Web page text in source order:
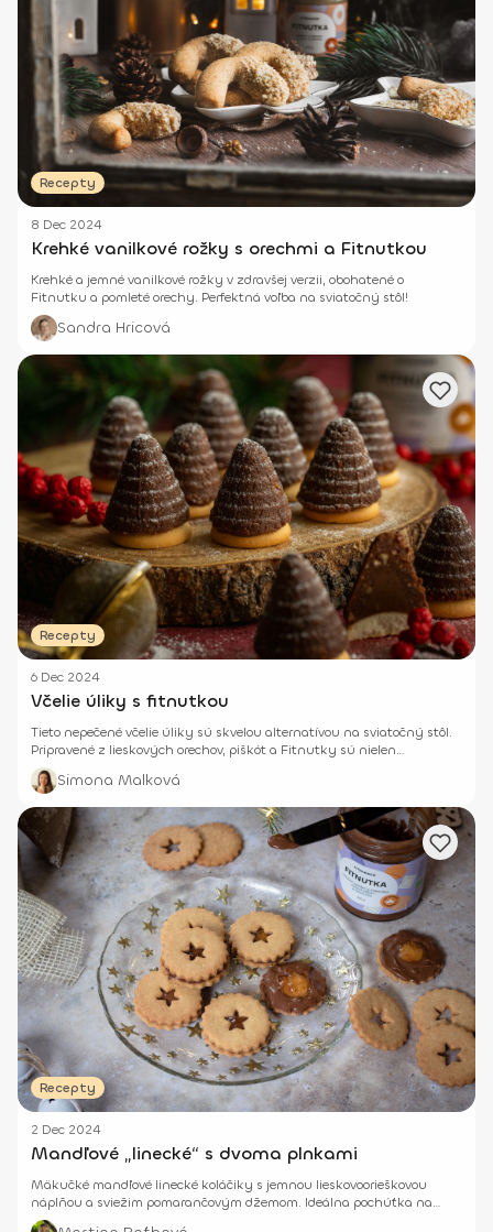
Recepty
8 Dec 2024
Krehké vanilkové rožky s orechmi a Fitnutkou
Krehké a jemné vanilkové rožky v zdravšej verzii, obohatené o
Fitnutku a pomleté orechy. Perfektná voľba na sviatočný stôl!
Sandra Hricová
Recepty
6 Dec 2024
Včelie úliky s fitnutkou
Tieto nepečené včelie úliky sú skvelou alternatívou na sviatočný stôl.
Pripravené z lieskových orechov, piškót a Fitnutky sú nielen
jednoduché, ale aj lahodne sladké!
Simona Malková
Recepty
2 Dec 2024
Mandľové „linecké“ s dvoma plnkami
Mäkučké mandľové linecké koláčiky s jemnou lieskovoorieškovou
náplňou a sviežim pomarančovým džemom. Ideálna pochúťka na
sviatočné chvíle!